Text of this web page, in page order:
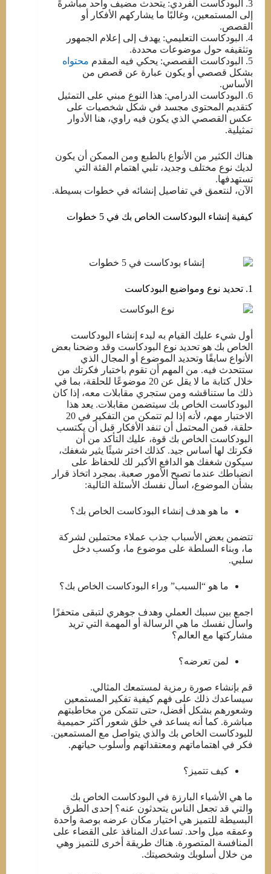
3. البودكاست الفردي: يتحدث مضيف واحد مباشرةً
إلى المستمعين، وغالبًا ما يشاركهم الأفكار أو
القصص.
4. البودكاست التعليمي: يهدف إلى إعلام الجمهور
وتثقيفه حول موضوعات محددة.
5. البودكاست القصصي: يحكي فيه المقدم
محتواه
بشكل قصصي أو يكون عبارة عن قصص من
الأساس.
6. البودكاست الدرامي: هذا النوع مبني على التمثيل
كتقديم المحتوى مجسد في شكل شخصيات على
عكس القصصي الذي يكون فيه راوي، هنا الأدوار
تمثيلية.
هناك الكثير من الأنواع بالطبع ومن الممكن أن يكون
لديك نوع مختلف وجديد، تلبي اهتمام الفئة التي
تستهدفها.
الآن، لنتعمق في تفاصيل إنشائه في خطوات بسيطة.
كيفية إنشاء البودكاست الخاص بك في 5 خطوات
1. تحديد نوع ومواضيع البودكاست
أول شيء عليك القيام به لبدء إنشاء البودكاست
الخاص بك هو تحديد نوع البودكاست وقد وضحنا بعض
الأنواع سابقًا وتحديد الموضوع أو المجال الذي
ستتحدث فيه. من المهم أن تقوم باختبار فكرتك من
خلال كتابة ما لا يقل عن 20 موضوعًا للحلقة، بما في
ذلك ما ستناقشه ومن ستجري مقابلات معه، إذا كان
البودكاست الخاص بك سيتضمن مقابلات. يعد هذا
الاختبار مهم، لأنه إذا لم تتمكن من التفكير في 20
حلقة، فمن المحتمل أن تنفد الأفكار قبل أن يكتسب
البودكاست الخاص بك قوة، عليك التأكد من أن
فكرتك لها أساس جيد. كذلك اختر شيئًا يثير شغفك،
سيكون شغفك هو الدافع الأكبر لك للحفاظ على
انضباطك عندما تصبح الأمور صعبة. بمجرد اتخاذ قرار
بشأن الموضوع، اسأل نفسك الأسئلة التالية:
ما هو هدف إنشاء البودكاست الخاص بك؟
تتضمن بعض الأسباب جذب عملاء محتملين لشركة
ما، وبناء السلطة على موضوع ما، وكسب دخل
سلبي.
ما هو “السبب” وراء البودكاست الخاص بك؟
اجمع بين سببك العملي وهدف جوهري لتبقى متحفزًا
واسأل نفسك ما هي الرسالة أو المهمة التي تريد
مشاركتها مع العالم؟
لمن تعرضه؟
قم بإنشاء صورة رمزية لمستمعك المثالي.
سيساعدك ذلك على فهم كيفية تفكير المستمعين
وشعورهم بشكل أفضل، حتى تتمكن من مخاطبتهم
مباشرة. كما أنه يساعد في خلق شعور أكثر حميمية
للبودكاست الخاص بك والذي يتواصل مع المستمعين.
فكر في اهتماماتهم ومعتقداتهم وأسلوب حياتهم.
كيف تتميز؟
ما هي الأشياء البارزة في البودكاست الخاص بك
والتي قد تجعل الناس يتحدثون عنه؟ إحدى الطرق
البسيطة للتميز هي اختيار مكان عرضه بوصة واحدة
وعمقه ميل واحد. تساعدك المنافذ على القضاء على
المنافسة المتصورة. هناك طريقة أخرى للتميز وهي
من خلال أسلوبك وشخصيتك.